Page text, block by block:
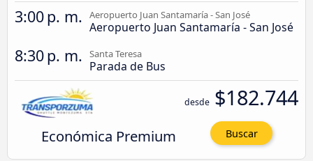
3:00 p. m. Aeropuerto Juan Santamaría - San José
Aeropuerto Juan Santamaría - San José
8:30 p. m. Santa Teresa
Parada de Bus
Económica Premium
desde $182.744
Buscar